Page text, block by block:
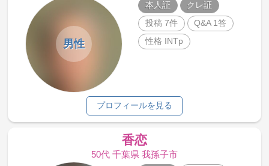
男性
本人証
クレ証
投稿 7件
Q&A 1答
性格 INTp
プロフィールを見る
香恋
50代 千葉県 我孫子市